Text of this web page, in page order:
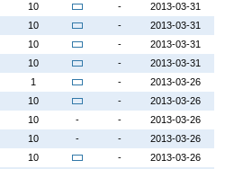
10 -
2013-03-31
10 -
2013-03-31
10 -
2013-03-31
10 -
2013-03-31
1 -
2013-03-26
10 -
2013-03-26
10 - -
2013-03-26
10 - -
2013-03-26
10 -
2013-03-26